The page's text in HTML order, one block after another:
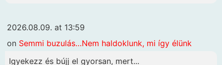
2026.08.09. at 13:59
on Semmi buzulás…Nem haldoklunk, mi így élünk
Igyekezz és bújj el gyorsan, mert...